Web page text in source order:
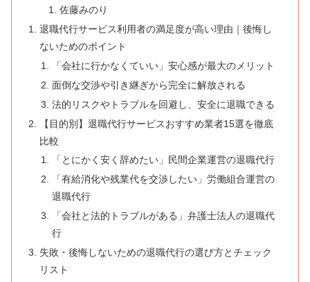
佐藤みのり
退職代行サービス利用者の満足度が高い理由｜後悔し
ないためのポイント
「会社に行かなくていい」安心感が最大のメリット
面倒な交渉や引き継ぎから完全に解放される
法的リスクやトラブルを回避し、安全に退職できる
【目的別】退職代行サービスおすすめ業者15選を徹底
比較
「とにかく安く辞めたい」民間企業運営の退職代行
「有給消化や残業代を交渉したい」労働組合運営の
退職代行
「会社と法的トラブルがある」弁護士法人の退職代
行
失敗・後悔しないための退職代行の選び方とチェック
リスト